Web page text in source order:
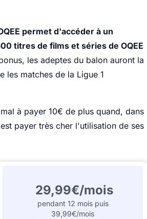
permet d'accéder à un
titres de films et séries de OQEE
les adeptes du balon auront la
les matches de la Ligue 1
à payer 10€ de plus quand, dans
payer très cher l'utilisation de ses
29,99€/mois
pendant 12 mois puis
39,99€/mois